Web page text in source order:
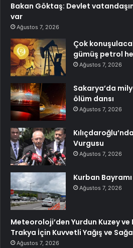
Bakan Göktaş: Devlet
var
Ağustos 7, 2026
Çok
gümüş petrol
Ağustos 7, 2026
Sakarya’da
ölüm dansı
Ağustos 7, 2026
Vurgusu
Ağustos 7, 2026
Kurban
Ağustos 7, 2026
Meteoroloji’den Yurdun Kuzey ve
Trakya İçin Kuvvetli Yağış ve
Ağustos 7, 2026